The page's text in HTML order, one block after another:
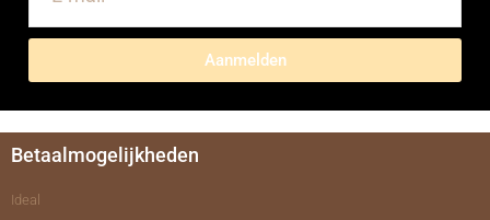
Aanmelden
Betaalmogelijkheden
Ideal